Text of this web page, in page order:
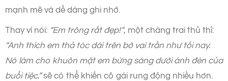
mạnh mẽ và dễ dàng ghi nhớ.
Thay vì nói: “Em trông rất đẹp!”, một chàng trai thủ thỉ:
“Anh thích em thả tóc dài trên bờ vai trần như tối nay.
Nó làm cho khuôn mặt em bừng sáng dưới ánh đèn của
buổi tiệc.”sẽ có thể khiến cô gái rung động nhiều hơn.